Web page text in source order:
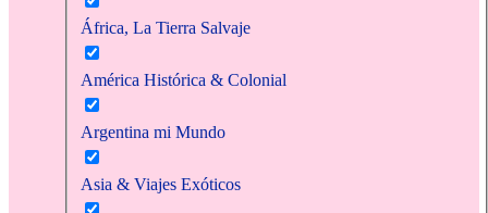
África, La Tierra Salvaje
América Histórica & Colonial
Argentina mi Mundo
Asia & Viajes Exóticos